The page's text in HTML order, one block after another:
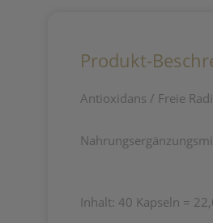
Produkt-
Antioxidans / Freie
Inhalt: 40 Kapseln =